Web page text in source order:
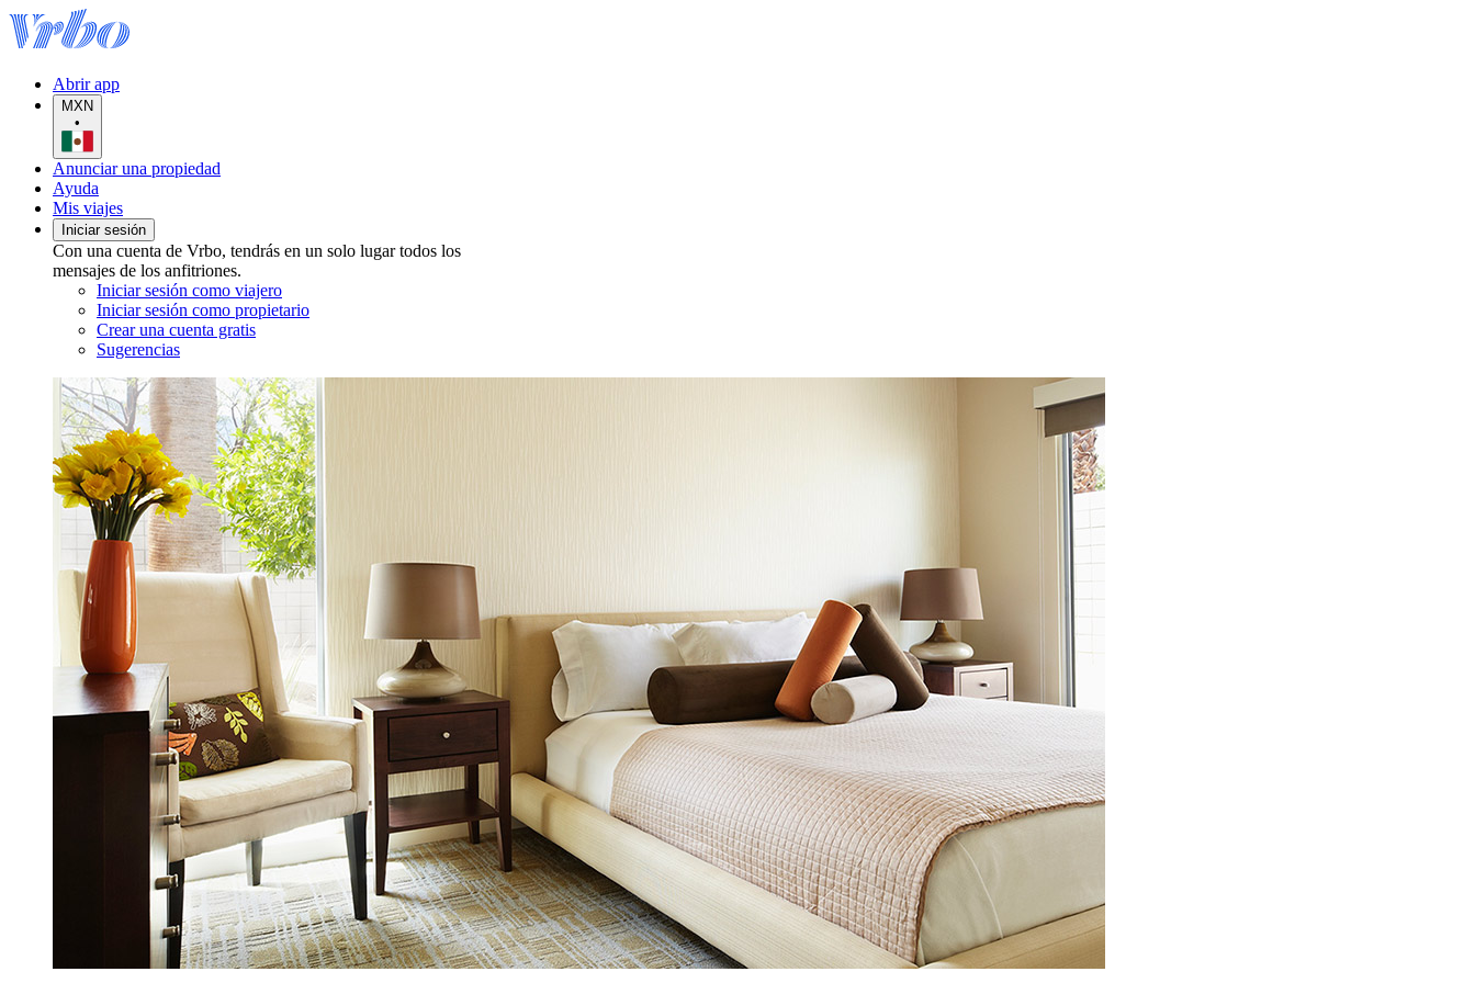
Abrir app
MXN
•
Anunciar una propiedad
Ayuda
Mis viajes
Iniciar sesión
Con una cuenta de Vrbo, tendrás en un solo lugar todos los
mensajes de los anfitriones.
Iniciar sesión como viajero
Iniciar sesión como propietario
Crear una cuenta gratis
Sugerencias